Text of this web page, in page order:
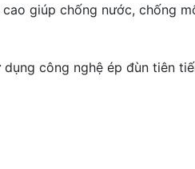
giúp chống nước, chống
công nghệ ép đùn tiên